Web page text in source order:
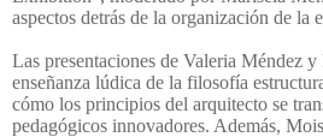
aspectos detrás de la organización de la
Las presentaciones de Valeria Méndez
enseñanza lúdica de la filosofía
cómo los principios del arquitecto se
pedagógicos innovadores. Además,